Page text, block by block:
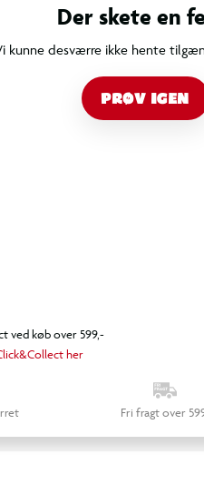
Der skete en
kunne desværre ikke hente
PRØV IGEN
ved køb over 599,-
her
Fri fragt over